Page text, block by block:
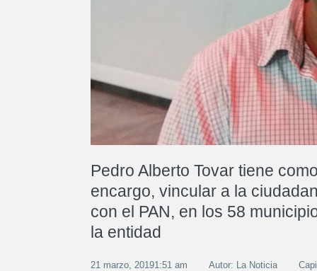
Pedro Alberto Tovar tiene
encargo, vincular a la
con el PAN, en los 58
la entidad
21 marzo, 20191:51 am Autor: La Noticia